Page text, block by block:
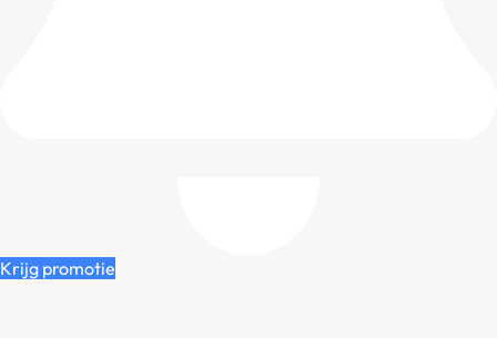
Krijg promotie